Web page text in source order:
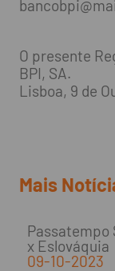
O presente
BPI, SA.
Lisboa, 9 de
Mais
Passatempo
x Eslováquia
09-10-2023